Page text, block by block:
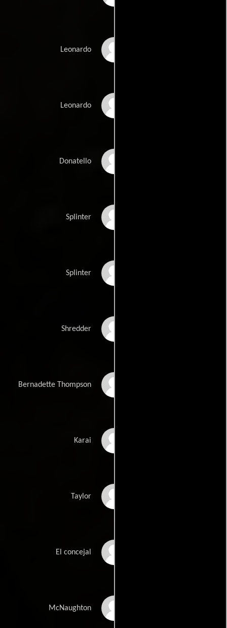
Leonardo
Leonardo
Donatello
Splinter
Splinter
Shredder
Bernadette Thompson
Karai
Taylor
El concejal
McNaughton